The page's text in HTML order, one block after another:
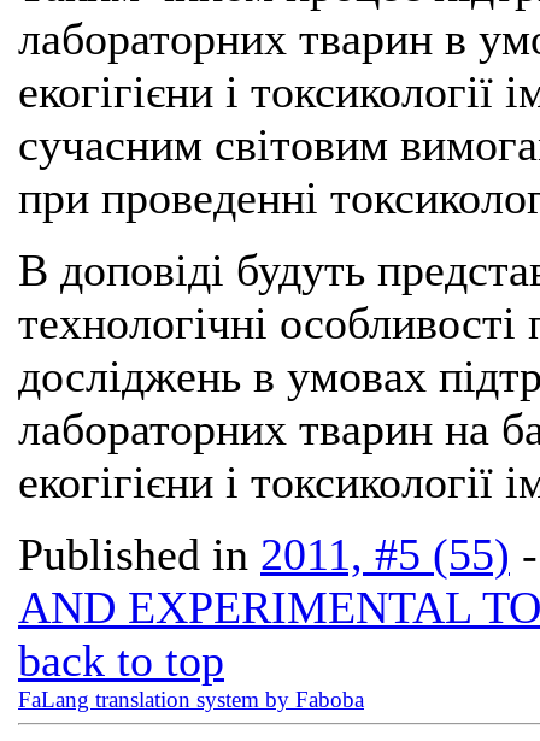
лабораторних тварин в
екогігієни і
сучасним світовим
при проведенні
В доповіді будуть
технологічні
досліджень в умовах
лабораторних тварин на
екогігієни і
Published in 2011, #5 (55)
AND EXPERIMENTAL
back to top
FaLang translation system by Faboba